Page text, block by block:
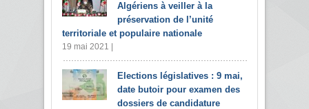
Algériens à veiller à la
préservation de l’unité
territoriale et populaire nationale
19 mai 2021 |
Elections législatives : 9 mai,
date butoir pour examen des
dossiers de candidature